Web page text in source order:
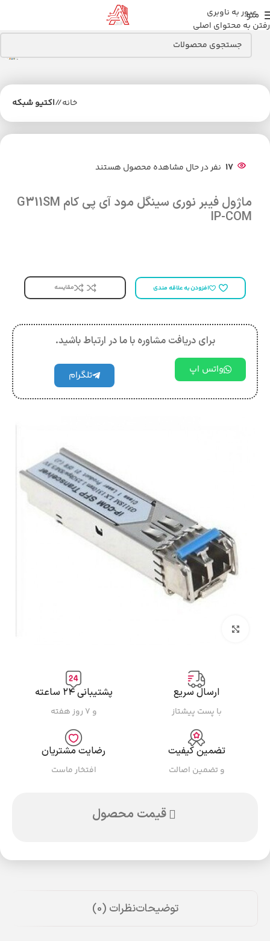
عبور به ناوبری
رفتن به محتوای اصلی
منو
خانه/ اکتیو شبکه
17 نفر در حال مشاهده محصول هستند
ماژول فیبر نوری سینگل مود آی پی کام G311SM
IP-COM
افزودن به علاقه مندی مقایسه
برای دریافت مشاوره با ما در ارتباط باشید.
واتس اپ تلگرام
ارسال سریع
با پست پیشتاز
پشتیبانی ۲۴ ساعته
و ۷ روز هفته
تضمین کیفیت
و تضمین اصالت
رضایت مشتریان
افتخار ماست
قیمت محصول
توضیحاتنظرات (0)